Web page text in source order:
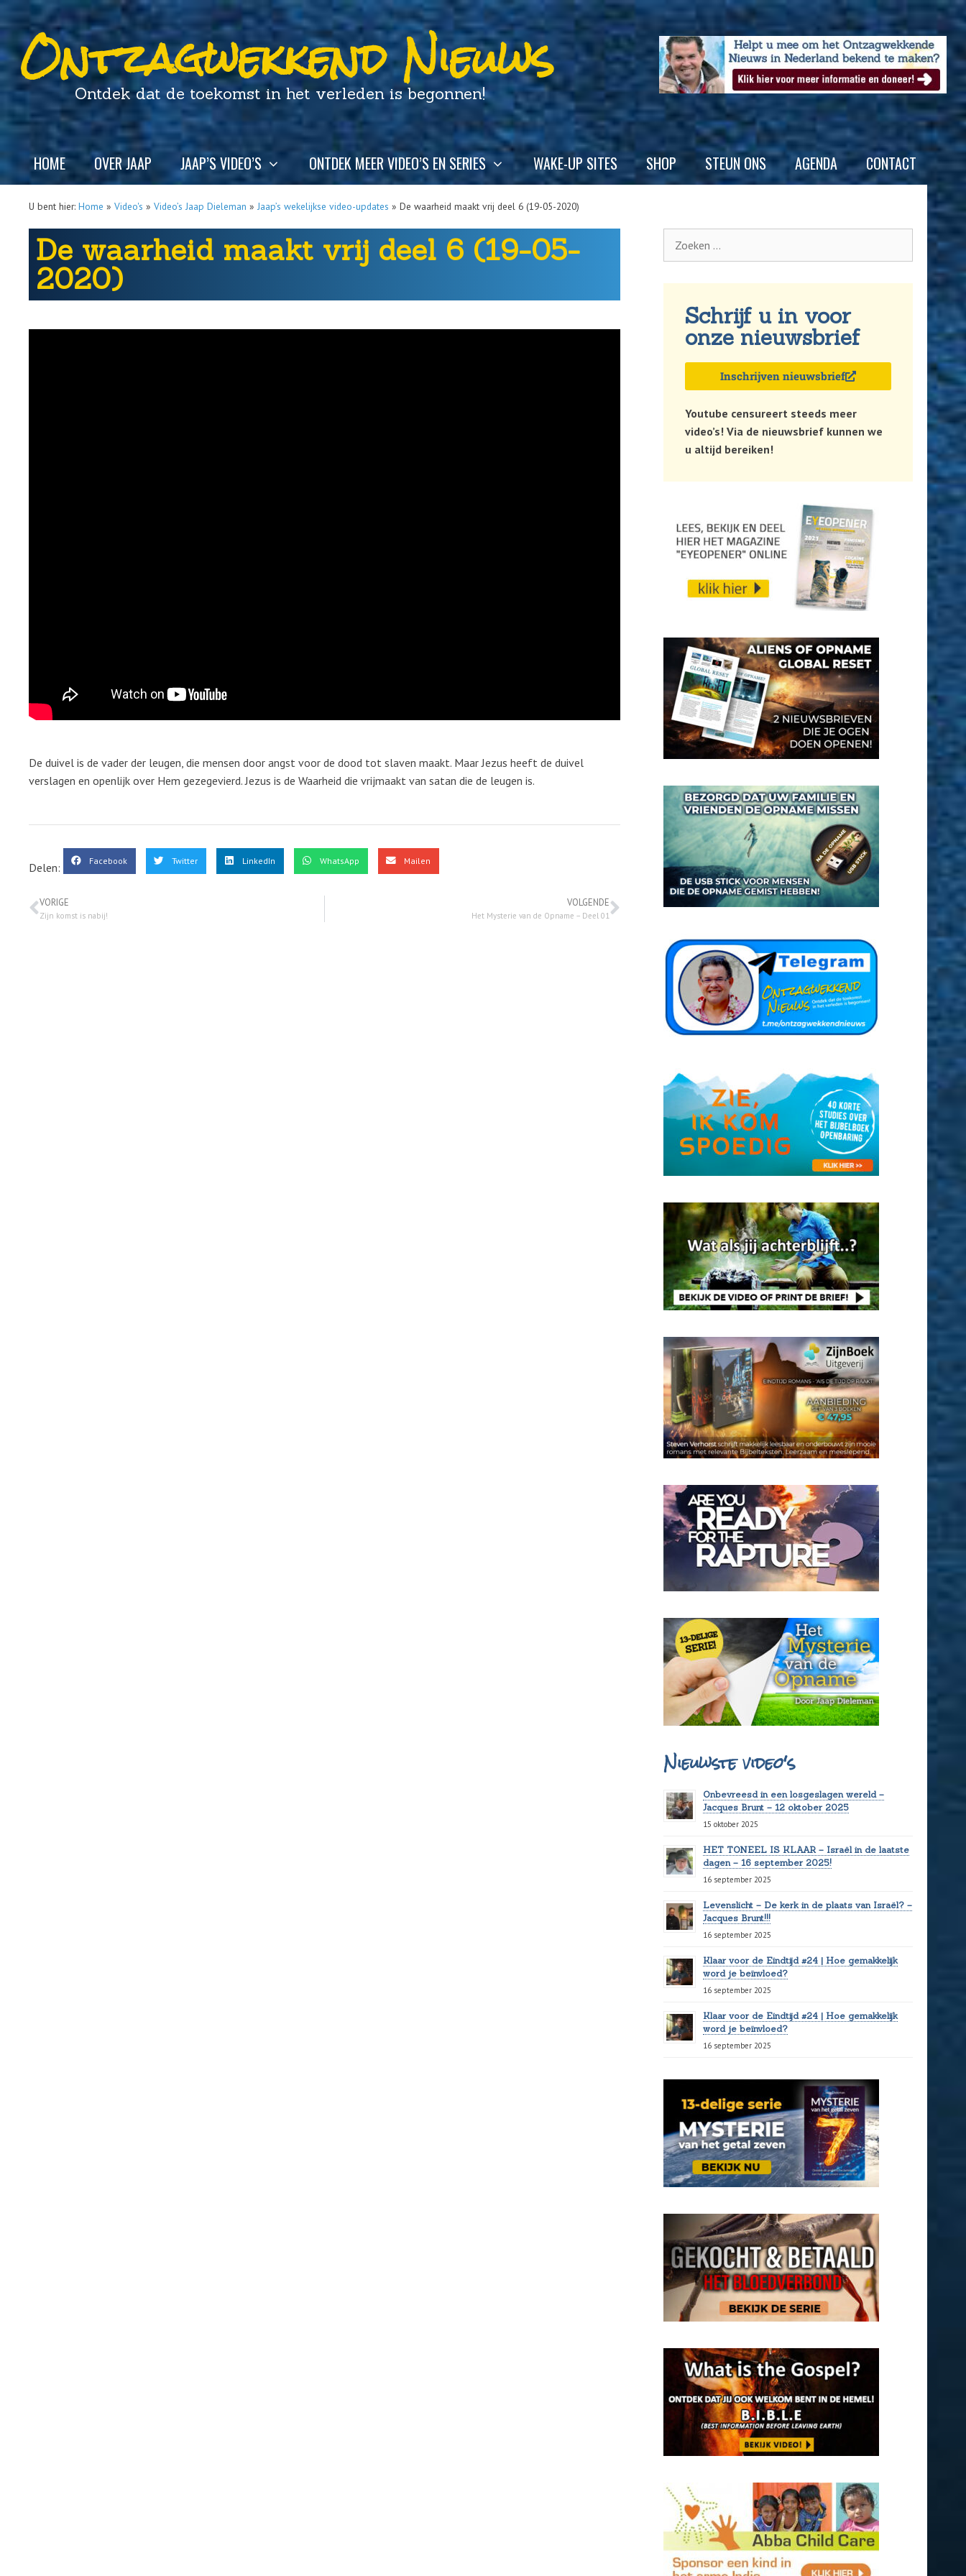
Ontzagwekkend Nieuws
Ontdek dat de toekomst in het verleden is begonnen!
HOME OVER JAAP JAAP’S VIDEO’S ONTDEK MEER VIDEO’S EN SERIES WAKE-UP SITES SHOP STEUN ONS AGENDA CONTACT
U bent hier: Home » Video's » Video’s Jaap Dieleman » Jaap’s wekelijkse video-updates » De waarheid maakt vrij deel 6 (19-05-2020)
De waarheid maakt vrij deel 6 (19-05-
2020)
De duivel is de vader der leugen, die mensen door angst voor de dood tot slaven maakt. Maar Jezus heeft de duivel
verslagen en openlijk over Hem gezegevierd. Jezus is de Waarheid die vrijmaakt van satan die de leugen is.
Delen: Facebook Twitter LinkedIn WhatsApp Mailen
VORIGE
Zijn komst is nabij!
VOLGENDE
Het Mysterie van de Opname – Deel 01
Schrijf u in voor
onze nieuwsbrief
Inschrijven nieuwsbrief
Youtube censureert steeds meer
video’s! Via de nieuwsbrief kunnen we
u altijd bereiken!
Nieuwste video's
Onbevreesd in een losgeslagen wereld –
Jacques Brunt – 12 oktober 2025
15 oktober 2025
HET TONEEL IS KLAAR – Israël in de laatste
dagen – 16 september 2025!
16 september 2025
Levenslicht – De kerk in de plaats van Israël? –
Jacques Brunt!!!
16 september 2025
Klaar voor de Eindtijd #24 | Hoe gemakkelijk
word je beïnvloed?
16 september 2025
Klaar voor de Eindtijd #24 | Hoe gemakkelijk
word je beïnvloed?
16 september 2025